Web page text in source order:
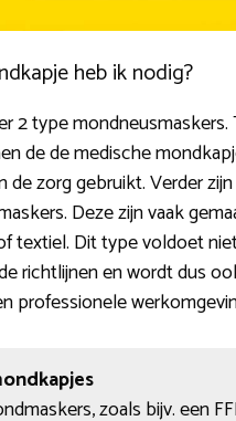
heb ik nodig?
2 type mondneusmaskers.
de de medische
de zorg gebruikt. Verder
Deze zijn vaak
textiel. Dit type voldoet
richtlijnen en wordt dus
professionele
zoals bijv. een